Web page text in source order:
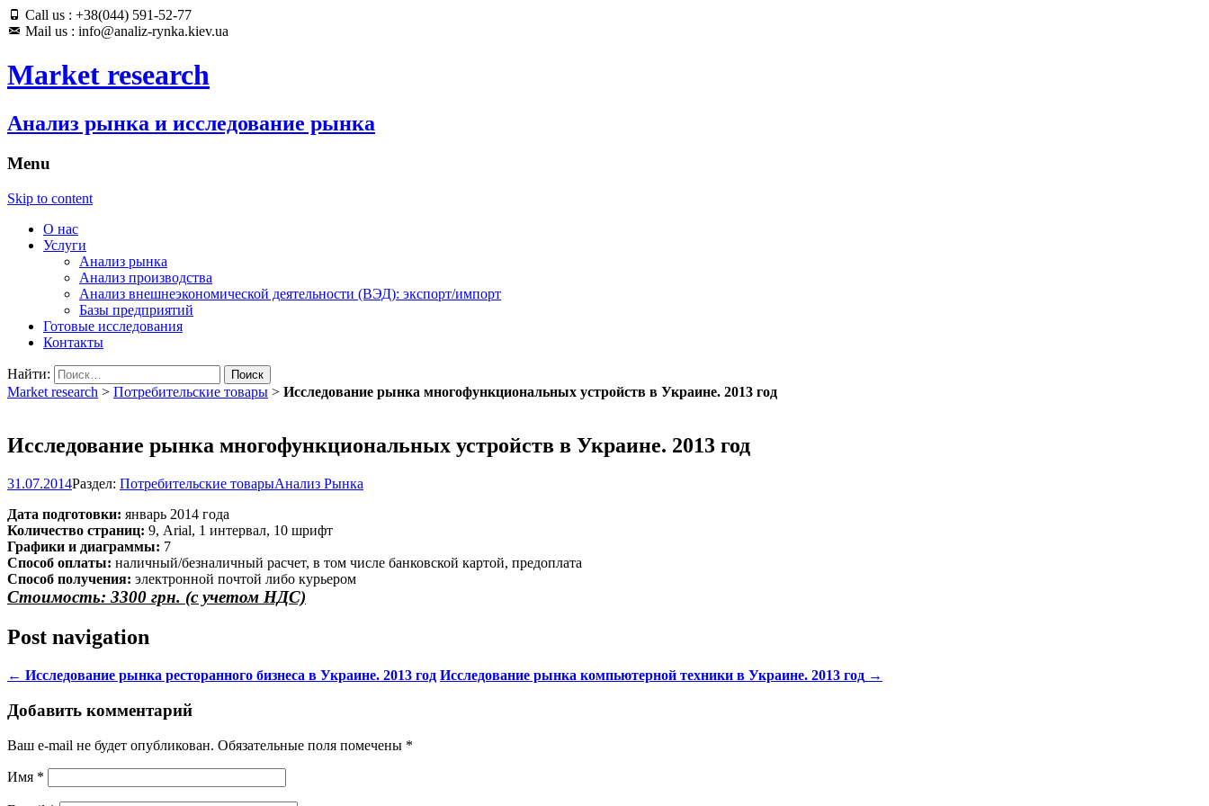
Call us : +38(044) 591-52-77
Mail us : info@analiz-rynka.kiev.ua
Market research
Анализ рынка и исследование рынка
Menu
Skip to content
О нас
Услуги
Анализ рынка
Анализ производства
Анализ внешнеэкономической деятельности (ВЭД): экспорт/импорт
Базы предприятий
Готовые исследования
Контакты
Найти:
Market research > Потребительские товары > Исследование рынка многофункциональных устройств в Украине. 2013 год
Исследование рынка многофункциональных устройств в Украине. 2013 год
31.07.2014Раздел: Потребительские товарыАнализ Рынка
Дата подготовки: январь 2014 года
Количество страниц: 9, Arial, 1 интервал, 10 шрифт
Графики и диаграммы: 7
Способ оплаты: наличный/безналичный расчет, в том числе банковской картой, предоплата
Способ получения: электронной почтой либо курьером
Стоимость: 3300 грн. (с учетом НДС)
Post navigation
← Исследование рынка ресторанного бизнеса в Украине. 2013 год Исследование рынка компьютерной техники в Украине. 2013 год →
Добавить комментарий
Ваш e-mail не будет опубликован. Обязательные поля помечены *
Имя *